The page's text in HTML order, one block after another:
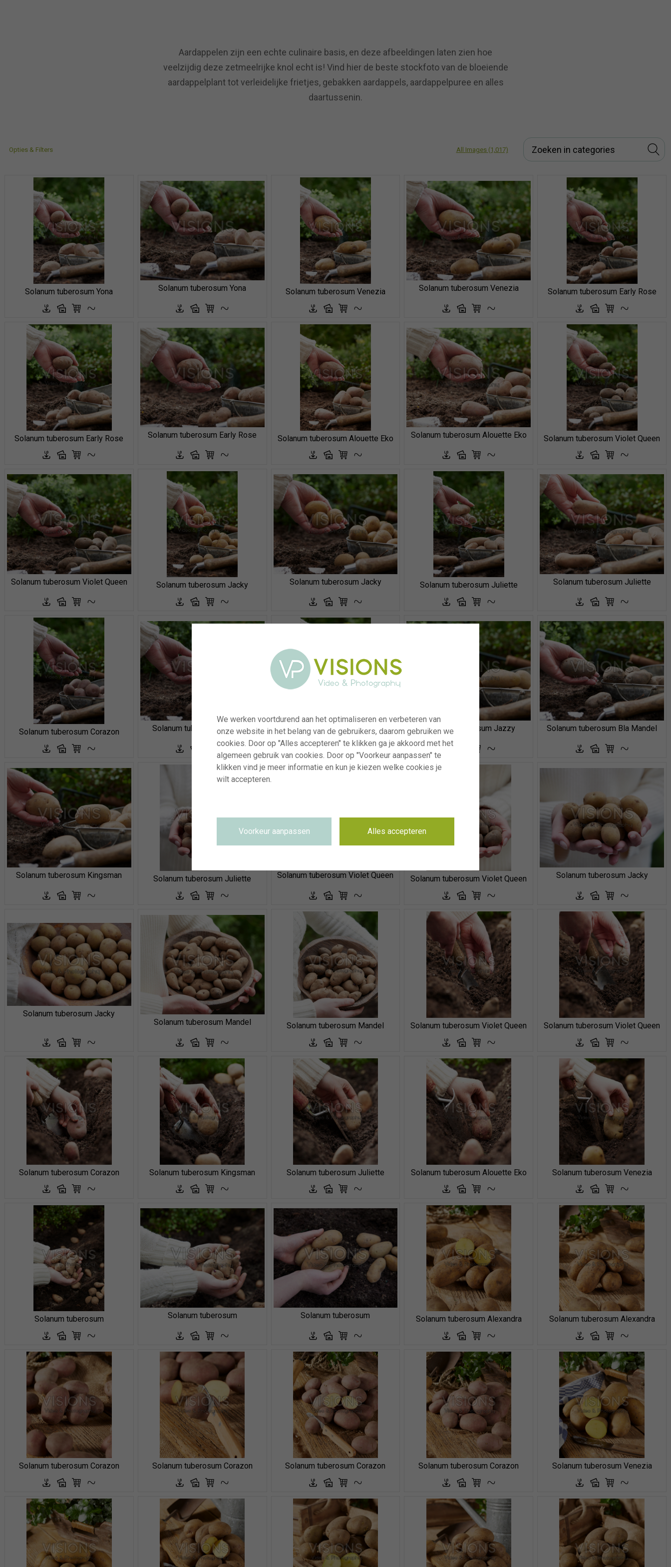
Aardappelen zijn een echte culinaire basis, en deze afbeeldingen laten zien hoe
veelzijdig deze zetmeelrijke knol echt is! Vind hier de beste stockfoto van de bloeiende
aardappelplant tot verleidelijke frietjes, gebakken aardappels, aardappelpuree en alles
daartussenin.
Opties & Filters All Images (1,017)
Solanum tuberosum Yona Solanum tuberosum Yona Solanum tuberosum Venezia Solanum tuberosum Venezia Solanum tuberosum Early Rose
Solanum tuberosum Early Rose Solanum tuberosum Early Rose Solanum tuberosum Alouette Eko Solanum tuberosum Alouette Eko Solanum tuberosum Violet Queen
Solanum tuberosum Violet Queen Solanum tuberosum Jacky Solanum tuberosum Jacky Solanum tuberosum Juliette Solanum tuberosum Juliette
Solanum tuberosum Corazon Solanum tuberosum Corazon Solanum tuberosum Jazzy Solanum tuberosum Jazzy Solanum tuberosum Bla Mandel
Solanum tuberosum Kingsman Solanum tuberosum Juliette Solanum tuberosum Violet Queen Solanum tuberosum Violet Queen Solanum tuberosum Jacky
Solanum tuberosum Jacky
Solanum tuberosum Mandel
Solanum tuberosum Mandel Solanum tuberosum Violet Queen Solanum tuberosum Violet Queen
Solanum tuberosum Corazon Solanum tuberosum Kingsman Solanum tuberosum Juliette Solanum tuberosum Alouette Eko Solanum tuberosum Venezia
Solanum tuberosum Solanum tuberosum Solanum tuberosum Solanum tuberosum Alexandra Solanum tuberosum Alexandra
Solanum tuberosum Corazon Solanum tuberosum Corazon Solanum tuberosum Corazon Solanum tuberosum Corazon Solanum tuberosum Venezia
We werken voortdurend aan het optimaliseren en verbeteren van
onze website in het belang van de gebruikers, daarom gebruiken we
cookies. Door op "Alles accepteren" te klikken ga je akkoord met het
algemeen gebruik van cookies. Door op "Voorkeur aanpassen" te
klikken vind je meer informatie en kun je kiezen welke cookies je
wilt accepteren.
Voorkeur aanpassen Alles accepteren